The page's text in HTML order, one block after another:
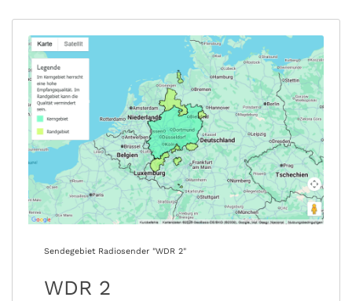
Sendegebiet Radiosender "WDR 2"
WDR 2